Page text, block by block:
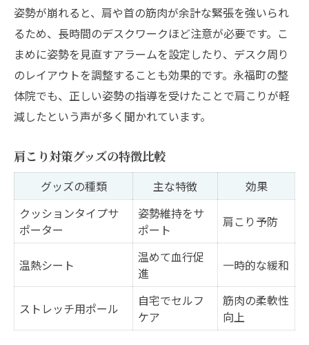
姿勢が崩れると、肩や首の筋肉が余計な緊張を強いられ
るため、長時間のデスクワークほど注意が必要です。こ
まめに姿勢を見直すアラームを設定したり、デスク周り
のレイアウトを調整することも効果的です。永福町の整
体院でも、正しい姿勢の指導を受けたことで肩こりが軽
減したという声が多く聞かれています。
肩こり対策グッズの特徴比較
グッズの種類 主な特徴
効果
クッションタイプサ
ポーター
姿勢維持をサ
ポート
肩こり予防
温熱シート
温めて血行促
進
一時的な緩和
ストレッチ用ポール
自宅でセルフ
ケア
筋肉の柔軟性
向上